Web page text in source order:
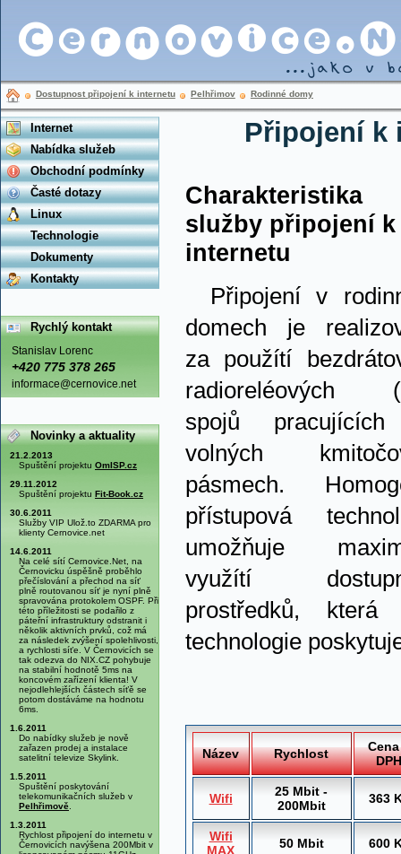
Dostupnost připojení k internetu Pelhřimov Rodinné domy
Internet
Nabídka služeb
Obchodní podmínky
Časté dotazy
Linux
Technologie
Dokumenty
Kontakty
Rychlý kontakt
Stanislav Lorenc
+420 775 378 265
informace@cernovice.net
Novinky a aktuality
21.2.2013
Spuštění projektu OmISP.cz
29.11.2012
Spuštění projektu Fit-Book.cz
30.6.2011
Služby VIP Ulož.to ZDARMA pro
klienty Cernovice.net
14.6.2011
Na celé sítí Cernovice.Net, na
Černovicku úspěšně proběhlo
přečíslování a přechod na síť
plně routovanou síť je nyní plně
spravována protokolem OSPF. Při
této příležitosti se podařilo z
páteřní infrastruktury odstranit i
několik aktivních prvků, což má
za následek zvýšení spolehlivosti,
a rychlosti síťe. V Černovicích se
tak odezva do NIX.CZ pohybuje
na stabilní hodnotě 5ms na
koncovém zařízení klienta! V
nejodlehlejších částech síťě se
potom dostáváme na hodnotu
6ms.
1.6.2011
Do nabídky služeb je nově
zařazen prodej a instalace
satelitní televize Skylink.
1.5.2011
Spuštění poskytování
telekomunikačních služeb v
Pelhřimově
1.3.2011
Rychlost připojení do internetu v
Černovicích navýšena 200Mbit v
Připojení k
Charakteristika
služby připojení k
internetu
Připojení v
domech je
za použítí
radioreléových
spojů
volných
pásmech.
přístupová
umožňuje
využítí
prostředků, která
technologie
Název Rychlost
Wifi
25 Mbit -
200Mbit
363
Wifi
MAX
50 Mbit 600